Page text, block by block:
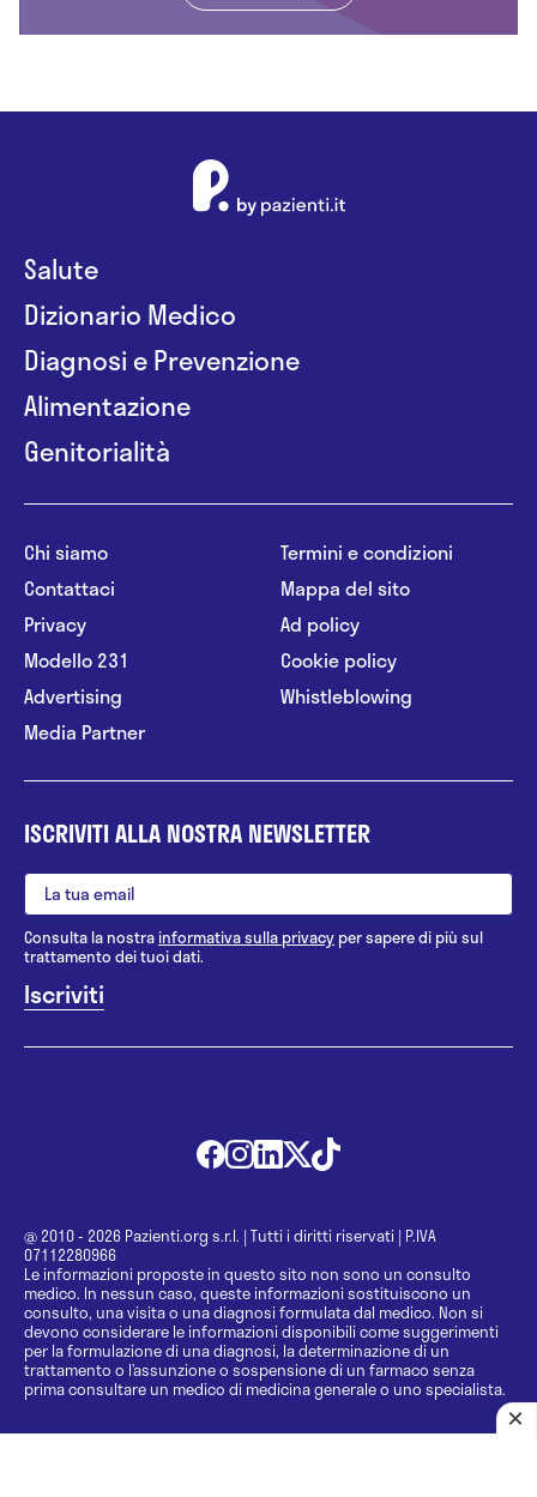
Salute
Dizionario Medico
Diagnosi e Prevenzione
Alimentazione
Genitorialità
Chi siamo
Contattaci
Privacy
Modello 231
Advertising
Media Partner
Termini e condizioni
Mappa del sito
Ad policy
Cookie policy
Whistleblowing
ISCRIVITI ALLA NOSTRA NEWSLETTER
Consulta la nostrainformativa sulla privacy per sapere di più sul
trattamento dei tuoi dati.
@ 2010 - 2026 Pazienti.org s.r.l. | Tutti i diritti riservati | P.IVA
07112280966
Le informazioni proposte in questo sito non sono un consulto
medico. In nessun caso, queste informazioni sostituiscono un
consulto, una visita o una diagnosi formulata dal medico. Non si
devono considerare le informazioni disponibili come suggerimenti
per la formulazione di una diagnosi, la determinazione di un
trattamento o l’assunzione o sospensione di un farmaco senza
prima consultare un medico di medicina generale o uno specialista.